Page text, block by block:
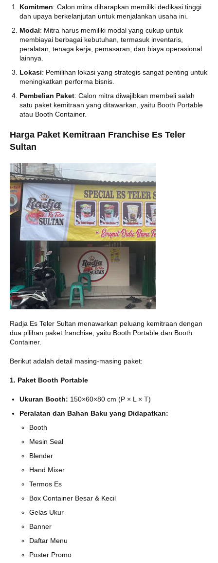
Komitmen: Calon mitra diharapkan memiliki dedikasi tinggi
dan upaya berkelanjutan untuk menjalankan usaha ini.
Modal: Mitra harus memiliki modal yang cukup untuk
membiayai berbagai kebutuhan, termasuk inventaris,
peralatan, tenaga kerja, pemasaran, dan biaya operasional
lainnya.
Lokasi: Pemilihan lokasi yang strategis sangat penting untuk
meningkatkan performa bisnis.
Pembelian Paket: Calon mitra diwajibkan membeli salah
satu paket kemitraan yang ditawarkan, yaitu Booth Portable
atau Booth Container.
Harga Paket Kemitraan Franchise Es Teler
Sultan
Radja Es Teler Sultan menawarkan peluang kemitraan dengan
dua pilihan paket franchise, yaitu Booth Portable dan Booth
Container.
Berikut adalah detail masing-masing paket:
1. Paket Booth Portable
Ukuran Booth: 150×60×80 cm (P × L × T)
Peralatan dan Bahan Baku yang Didapatkan:
Booth
Mesin Seal
Blender
Hand Mixer
Termos Es
Box Container Besar & Kecil
Gelas Ukur
Banner
Daftar Menu
Poster Promo